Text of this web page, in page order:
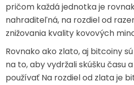
pričom každá jednotka je
nahraditeľná, na rozdiel od
znižovania kvality kovových
Rovnako ako zlato, aj bitcoiny
na to, aby vydržali skúšku času
používať Na rozdiel od zlata je